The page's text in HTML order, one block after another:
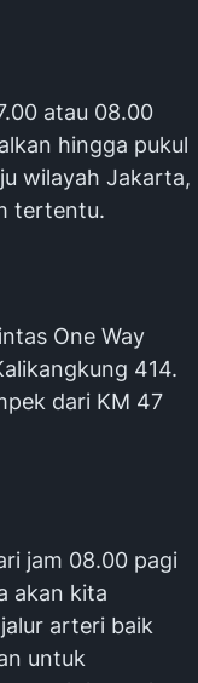
atau 08.00
hingga pukul
wilayah Jakarta,
tertentu.
One Way
414.
dari KM 47
jam 08.00 pagi
akan kita
arteri baik
untuk